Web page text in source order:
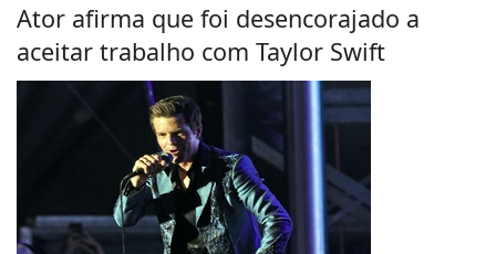
Ator afirma que foi desencorajado a
aceitar trabalho com Taylor Swift